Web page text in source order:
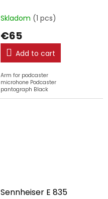
Skladom (1 pcs)
€65
Add to cart
Arm for podcaster
microhone Podcaster
pantograph Black
Sennheiser E 835